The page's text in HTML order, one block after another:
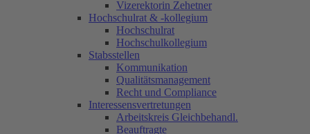
Vizerektorin Zehetner
Hochschulrat & -kollegium
Hochschulrat
Hochschulkollegium
Stabsstellen
Kommunikation
Qualitätsmanagement
Recht und Compliance
Interessensvertretungen
Arbeitskreis Gleichbehandl.
Beauftragte